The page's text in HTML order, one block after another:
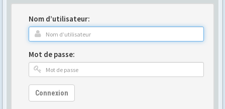
Nom d’utilisateur:
Mot de passe:
Connexion